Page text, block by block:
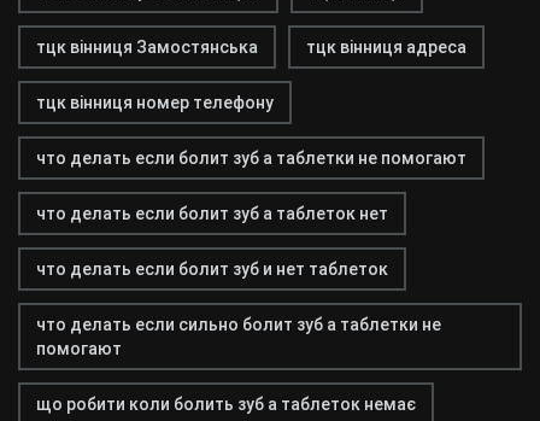
тцк вінниця Замостянська тцк вінниця адреса
тцк вінниця номер телефону
что делать если болит зуб а таблетки не помогают
что делать если болит зуб а таблеток нет
что делать если болит зуб и нет таблеток
что делать если сильно болит зуб а таблетки не
помогают
що робити коли болить зуб а таблеток немає